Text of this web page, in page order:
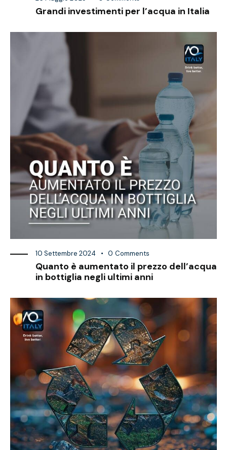
Grandi investimenti per l’acqua in Italia
10 Settembre 2024 0 Comments
Quanto è aumentato il prezzo dell’acqua
in bottiglia negli ultimi anni